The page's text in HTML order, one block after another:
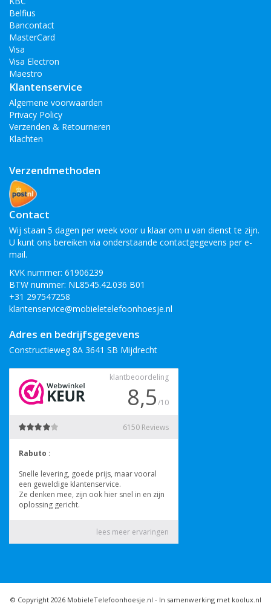
Belfius
Bancontact
MasterCard
Visa
Visa Electron
Maestro
Klantenservice
Algemene voorwaarden
Privacy Policy
Verzenden & Retourneren
Klachten
Verzendmethoden
Contact
Wij staan 5 dagen per week voor u klaar om u van dienst te zijn.
U kunt ons bereiken via onderstaande contactgegevens per e-
mail.
KVK nummer: 61906239
BTW nummer: NL8545.42.036 B01
+31 297547258
klantenservice@mobieletelefoonhoesje.nl
Adres en bedrijfsgegevens
Constructieweg 8A 3641 SB Mijdrecht
© Copyright 2026 MobieleTelefoonhoesje.nl - In samenwerking met koolux.nl